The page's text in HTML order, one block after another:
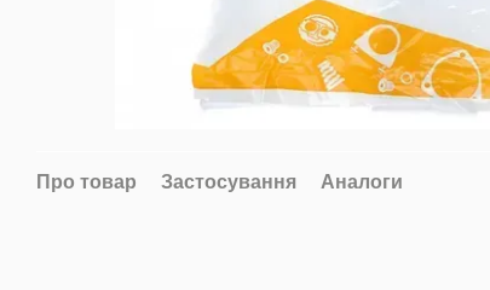
Про товар Застосування Аналоги